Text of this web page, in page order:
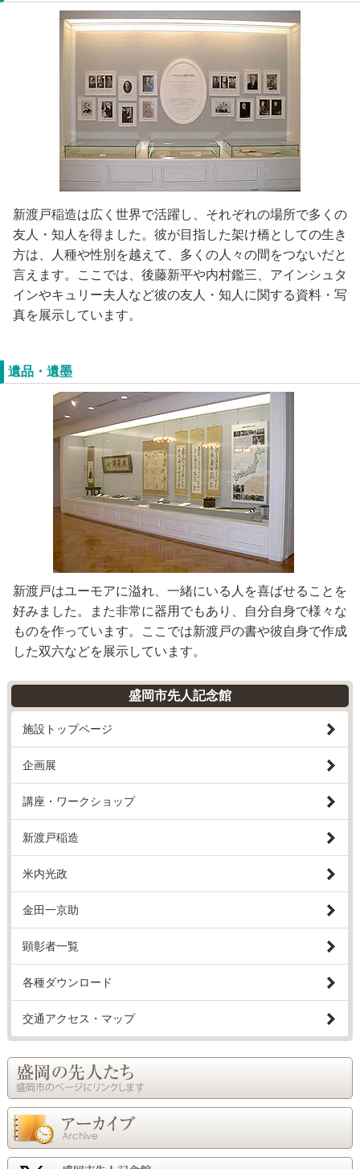
新渡戸稲造は広く世界で活躍し、それぞれの場所で多くの
友人・知人を得ました。彼が目指した架け橋としての生き
方は、人種や性別を越えて、多くの人々の間をつないだと
言えます。ここでは、後藤新平や内村鑑三、アインシュタ
インやキュリー夫人など彼の友人・知人に関する資料・写
真を展示しています。
遺品・遺墨
新渡戸はユーモアに溢れ、一緒にいる人を喜ばせることを
好みました。また非常に器用でもあり、自分自身で様々な
ものを作っています。ここでは新渡戸の書や彼自身で作成
した双六などを展示しています。
盛岡市先人記念館
施設トップページ
企画展
講座・ワークショップ
新渡戸稲造
米内光政
金田一京助
顕彰者一覧
各種ダウンロード
交通アクセス・マップ